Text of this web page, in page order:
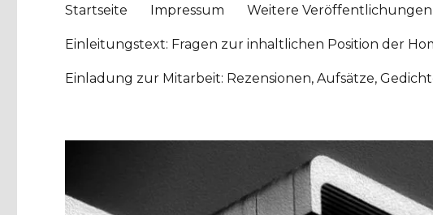
Startseite Impressum Weitere
Einleitungstext: Fragen zur inhaltlichen Position der
Einladung zur Mitarbeit: Rezensionen, Aufsätze,